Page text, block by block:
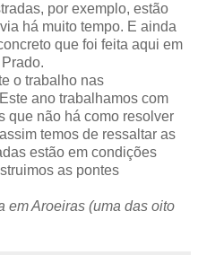
por exemplo, estão
há muito tempo. E ainda
que foi feita aqui em
o trabalho nas
ano trabalhamos com
que não há como resolver
temos de ressaltar as
estão em condições
as pontes
em Aroeiras (uma das oito